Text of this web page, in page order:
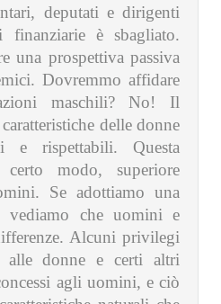
deputati e dirigenti
finanziarie è sbagliato.
una prospettiva passiva
Dovremmo affidare
maschili? No! Il
delle donne
e rispettabili. Questa
modo, superiore
Se adottiamo una
vediamo che uomini e
Alcuni privilegi
alle donne e certi altri
agli uomini, e ciò